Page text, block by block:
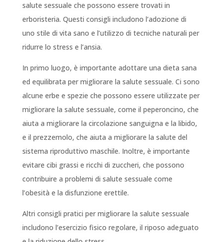
salute sessuale che possono essere trovati in
erboristeria. Questi consigli includono l’adozione di
uno stile di vita sano e l’utilizzo di tecniche naturali per
ridurre lo stress e l’ansia.
In primo luogo, è importante adottare una dieta sana
ed equilibrata per migliorare la salute sessuale. Ci sono
alcune erbe e spezie che possono essere utilizzate per
migliorare la salute sessuale, come il peperoncino, che
aiuta a migliorare la circolazione sanguigna e la libido,
e il prezzemolo, che aiuta a migliorare la salute del
sistema riproduttivo maschile. Inoltre, è importante
evitare cibi grassi e ricchi di zuccheri, che possono
contribuire a problemi di salute sessuale come
l’obesità e la disfunzione erettile.
Altri consigli pratici per migliorare la salute sessuale
includono l’esercizio fisico regolare, il riposo adeguato